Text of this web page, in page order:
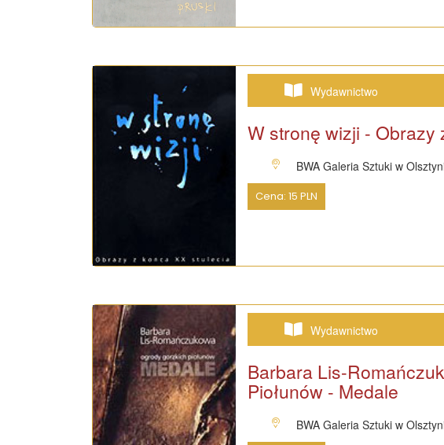
Wydawnictwo
W stronę wizji - Obrazy
BWA Galeria Sztuki w
Cena: 15 PLN
Wydawnictwo
Barbara Lis-
Piołunów - Medale
BWA Galeria Sztuki w